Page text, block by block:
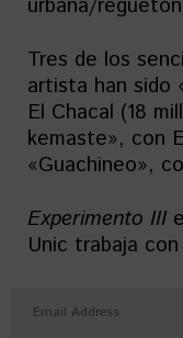
urbana/
Tres de los
artista han sido
El Chacal (18
kemaste», con
«Guachineo»,
Experimento III
Unic trabaja